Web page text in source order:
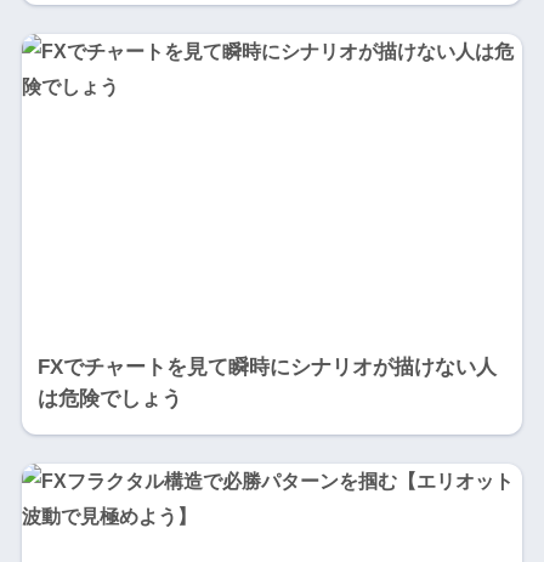
FXでチャートを見て瞬時にシナリオが描けない人
は危険でしょう